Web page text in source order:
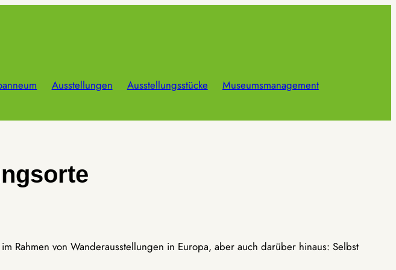
Ausstellungen Ausstellungsstücke
Museumsmanagement
Rahmen von Wanderausstellungen in Europa, aber auch darüber hinaus: Selbst